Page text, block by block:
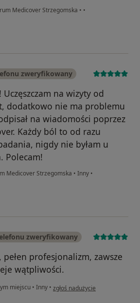
Medicover Strzegomska • •
zweryfikowany
na wizyty od
dodatkowo nie ma problemu
na wiadomości poprzez
Każdy ból to od razu
nigdy nie byłam u
Polecam!
Medicover Strzegomska • Inny •
zweryfikowany
profesjonalizm, zawsze
wątpliwości.
miejscu • Inny • w opinii użytkownika Julia
zgłoś nadużycie